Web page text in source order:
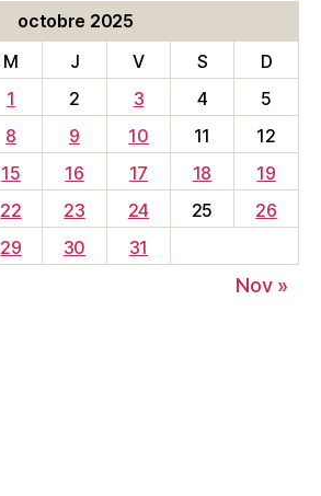
octobre 2025
M J V S
D
1
2 3 4
5
8 9 10 11
12
15 16 17 18
19
22 23 24 25
26
29 30 31
Nov »